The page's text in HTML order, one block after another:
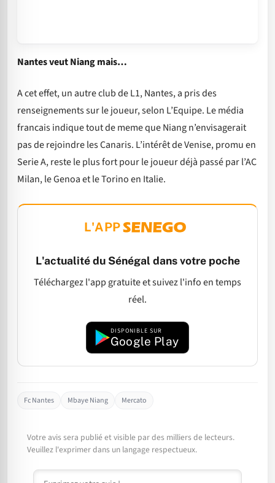
Nantes veut Niang mais…
A cet effet, un autre club de L1, Nantes, a pris des
renseignements sur le joueur, selon L’Equipe. Le média
francais indique tout de meme que Niang n’envisagerait
pas de rejoindre les Canaris. L’intérêt de Venise, promu en
Serie A, reste le plus fort pour le joueur déjà passé par l’AC
Milan, le Genoa et le Torino en Italie.
L'APP
L'actualité du Sénégal dans votre poche
Téléchargez l'app gratuite et suivez l'info en temps
réel.
DISPONIBLE SUR
Google Play
Fc Nantes Mbaye Niang Mercato
Votre avis sera publié et visible par des milliers de lecteurs.
Veuillez l'exprimer dans un langage respectueux.
Commentaire